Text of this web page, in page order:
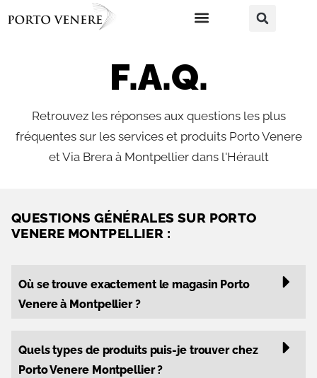
F.A.Q.
Retrouvez les réponses aux questions les plus
fréquentes sur les services et produits Porto Venere
et Via Brera à Montpellier dans l'Hérault
QUESTIONS GÉNÉRALES SUR PORTO
VENERE MONTPELLIER :
Où se trouve exactement le magasin Porto
Venere à Montpellier ?
Quels types de produits puis-je trouver chez
Porto Venere Montpellier ?